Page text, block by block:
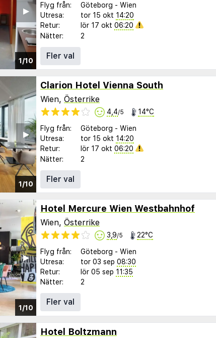
1/10
▶︎
Flyg från: Göteborg - Wien
Utresa:
tor 15 okt 14:20
Retur:
lör 17 okt 06:20
Nätter:
2
Fler val
1/10
▶︎
Clarion Hotel Vienna South
Wien, Österrike
4,4/5 14°C
Flyg från: Göteborg - Wien
Utresa:
tor 15 okt 14:20
Retur:
lör 17 okt 06:20
Nätter:
2
Fler val
1/10
▶︎
Hotel Mercure Wien Westbahnhof
Wien, Österrike
3,9/5 22°C
Flyg från: Göteborg - Wien
Utresa:
tor 03 sep 08:30
Retur:
lör 05 sep 11:35
Nätter:
2
Fler val
Hotel Boltzmann